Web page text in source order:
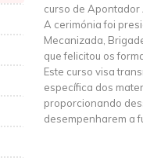
curso de Apontador
A cerimónia foi
Mecanizada,
que felicitou os
Este curso visa
específica dos
proporcionando
desempenharem a